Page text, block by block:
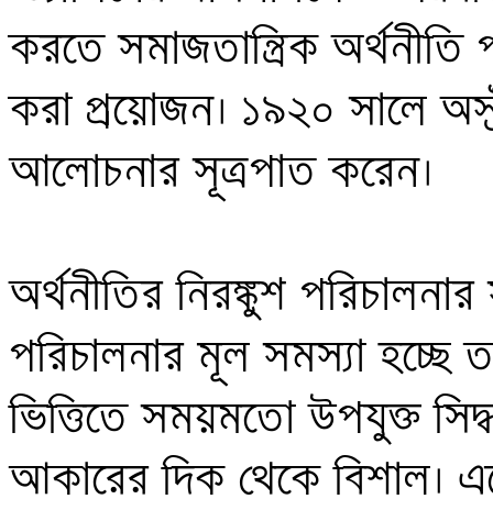
করতে সমাজতান্ত্রিক
করা প্রয়োজন। ১৯২০ সালে
আলোচনার সূত্রপাত করেন।
অর্থনীতির নিরঙ্কুশ
পরিচালনার মূল সমস্যা হচ্ছে
ভিত্তিতে সময়মতো উপযুক্ত
আকারের দিক থেকে বিশাল।